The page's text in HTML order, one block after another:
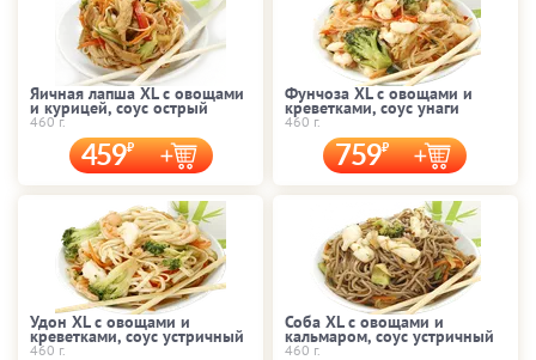
Яичная лапша XL с овощами
и курицей, соус острый
460 г.
459
Фунчоза XL с овощами и
креветками, соус унаги
460 г.
759
Удон XL с овощами и
креветками, соус устричный
460 г.
Соба XL с овощами и
кальмаром, соус устричный
460 г.